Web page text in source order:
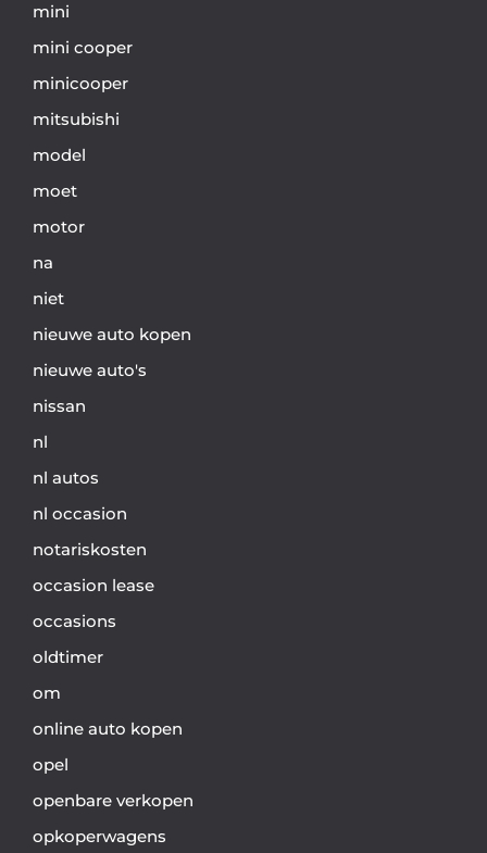
mini
mini cooper
minicooper
mitsubishi
model
moet
motor
na
niet
nieuwe auto kopen
nieuwe auto's
nissan
nl
nl autos
nl occasion
notariskosten
occasion lease
occasions
oldtimer
om
online auto kopen
opel
openbare verkopen
opkoperwagens